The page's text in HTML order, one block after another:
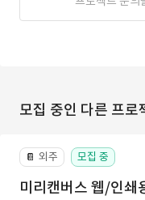
모집 중인 다른 프로
📔 외주 모집 중
미리캔버스 웹/인쇄